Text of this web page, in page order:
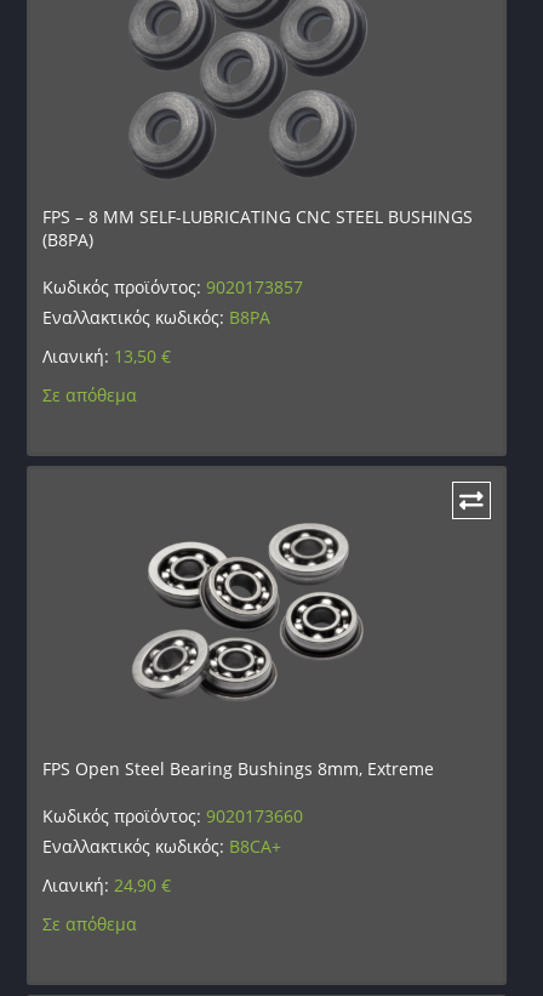
FPS – 8 MM SELF-LUBRICATING CNC STEEL BUSHINGS
(B8PA)
Κωδικός προϊόντος:9020173857
Εναλλακτικός κωδικός: B8PA
Λιανική: 13,50€
Σε απόθεμα
FPS Open Steel Bearing Bushings 8mm, Extreme
Κωδικός προϊόντος:9020173660
Εναλλακτικός κωδικός: B8CA+
Λιανική:24,90€
Σε απόθεμα